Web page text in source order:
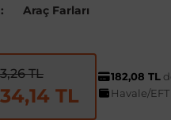
Araç Farları
TL
TL
182,08 TL
Havale/